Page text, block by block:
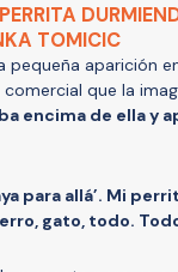
TOMICIC
aparición
que la
encima de ella y
para allá’. Mi
gato, todo.